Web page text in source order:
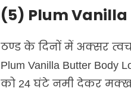
(5) Plum Vanilla
ठण्ड के दिनों में अक्सर
Plum Vanilla Butter
को 24 घंटे नमी देकर